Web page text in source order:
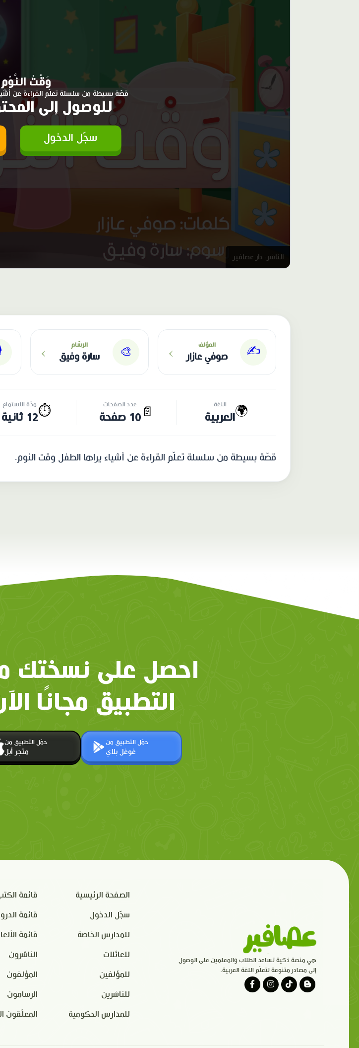
وَقْتُ النَّوْمِ
قصّة بسيطة من سلسلة تعلّم القراءة عن
للوصول إلى
سجّل الدخول
الناشر: دار عصافير
✍️ المؤلف
صوفي عازار ›
🎨
الرسّام
سارة وفيق ›
🌍 اللغة
العربية 📄
عدد الصفحات
10 صفحة ⏱️ مدّة الاستماع
12 ثانية
قصّة بسيطة من سلسلة تعلّم القراءة عن أشياء يراها الطفل وقت النوم.
احصل على نسختك
التطبيق مجانًا
حمّل التطبيق من
متجر أبل
حمّل التطبيق من
غوغل بلاي
هي منصة ذكية تساعد الطلاب والمعلمين على الوصول
إلى مصادر متنوعة لتعلّم اللغة العربية.
الصفحة الرئيسية
سجّل الدخول
للمدارس الخاصة
للعائلات
للمؤلفين
للناشرين
للمدارس الحكومية
قائمة
قائمة
قائمة
الناشرون
المؤلفون
الرسامون
المعلّقون